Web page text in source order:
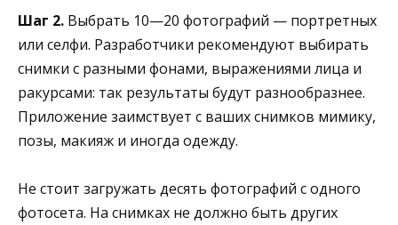
Шаг 2. Выбрать 10—20 фотографий — портретных
или селфи. Разработчики рекомендуют выбирать
снимки с разными фонами, выражениями лица и
ракурсами: так результаты будут разнообразнее.
Приложение заимствует с ваших снимков мимику,
позы, макияж и иногда одежду.
Не стоит загружать десять фотографий с одного
фотосета. На снимках не должно быть других